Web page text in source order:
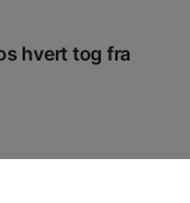
hvert tog fra